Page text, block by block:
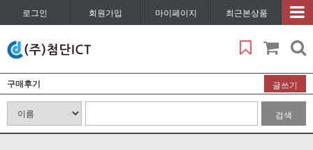
로그인 회원가입 마이페이지 최근본상품
구매후기 글쓰기
검색